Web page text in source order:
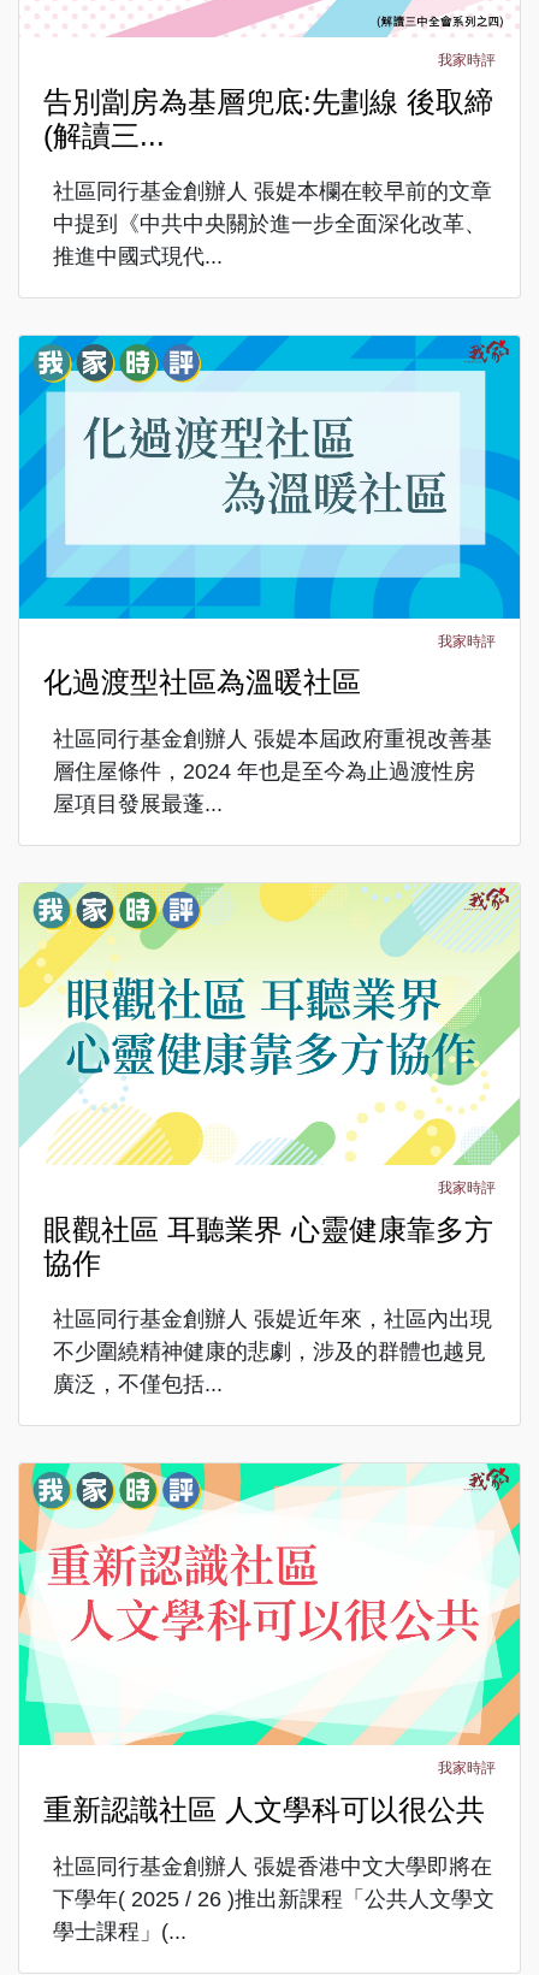
我家時評
告別劏房為基層兜底:先劃線 後取締
(解讀三...
社區同行基金創辦人 張媞本欄在較早前的文章
中提到《中共中央關於進一步全面深化改革、
推進中國式現代...
我家時評
化過渡型社區為溫暖社區
社區同行基金創辦人 張媞本屆政府重視改善基
層住屋條件，2024 年也是至今為止過渡性房
屋項目發展最蓬...
我家時評
眼觀社區 耳聽業界 心靈健康靠多方
協作
社區同行基金創辦人 張媞近年來，社區內出現
不少圍繞精神健康的悲劇，涉及的群體也越見
廣泛，不僅包括...
我家時評
重新認識社區 人文學科可以很公共
社區同行基金創辦人 張媞香港中文大學即將在
下學年( 2025 / 26 )推出新課程「公共人文學文
學士課程」(...